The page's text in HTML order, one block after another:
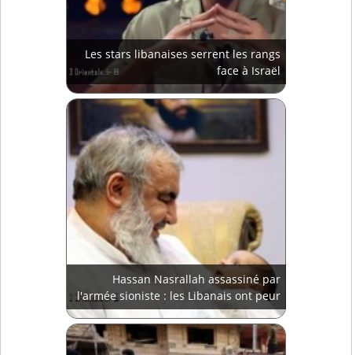
Les stars libanaises serrent les rangs
face à Israël
Hassan Nasrallah assassiné par
l'armée sioniste : les Libanais ont peur